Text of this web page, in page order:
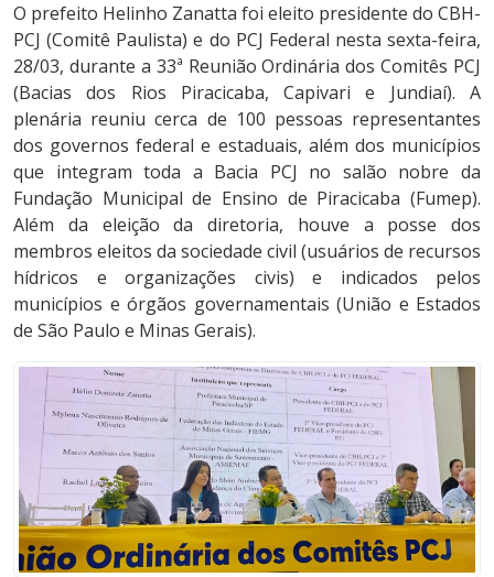
O prefeito Helinho Zanatta foi eleito presidente do CBH-
PCJ (Comitê Paulista) e do PCJ Federal nesta sexta-feira,
28/03, durante a 33ª Reunião Ordinária dos Comitês PCJ
(Bacias dos Rios Piracicaba, Capivari e Jundiaí). A
plenária reuniu cerca de 100 pessoas representantes
dos governos federal e estaduais, além dos municípios
que integram toda a Bacia PCJ no salão nobre da
Fundação Municipal de Ensino de Piracicaba (Fumep).
Além da eleição da diretoria, houve a posse dos
membros eleitos da sociedade civil (usuários de recursos
hídricos e organizações civis) e indicados pelos
municípios e órgãos governamentais (União e Estados
de São Paulo e Minas Gerais).